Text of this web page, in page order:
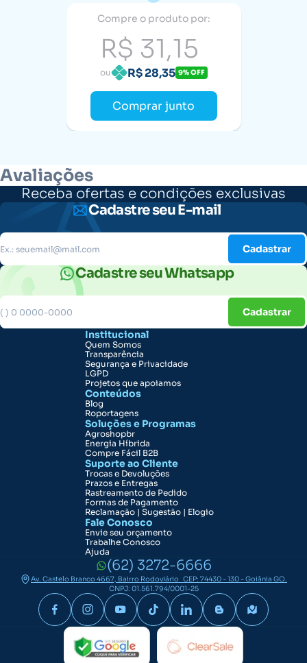
Compre o produto por:
R$ 31,15
ou R$ 28,35 9% OFF
Comprar junto
Avaliações
Receba ofertas e condições exclusivas
Cadastre seu E-mail
Cadastrar
Cadastre seu Whatsapp
Cadastrar
Institucional
Quem Somos
Transparência
Segurança e Privacidade
LGPD
Projetos que apoiamos
Conteúdos
Blog
Roportagens
Soluções e Programas
Agroshopbr
Energia Híbrida
Compre Fácil B2B
Suporte ao Cliente
Trocas e Devoluções
Prazos e Entregas
Rastreamento de Pedido
Formas de Pagamento
Reclamação | Sugestão | Elogio
Fale Conosco
Envie seu orçamento
Trabalhe Conosco
Ajuda
(62) 3272-6666
Av. Castelo Branco 4667, Bairro Rodoviário CEP: 74430 - 130 - Goiânia GO.
CNPJ: 01.561.794/0001-25